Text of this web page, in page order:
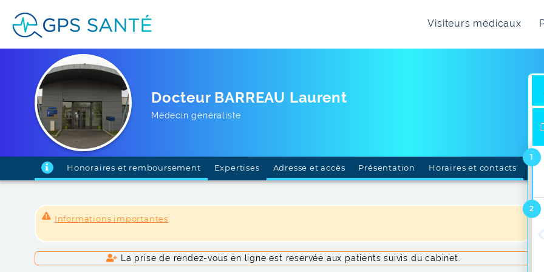
Visiteurs médicaux
Docteur BARREAU Laurent
Médecin généraliste
Honoraires et remboursement Expertises Adresse et accès Présentation Horaires et contacts
Informations importantes
La prise de rendez-vous en ligne est reservée aux patients suivis du cabinet.